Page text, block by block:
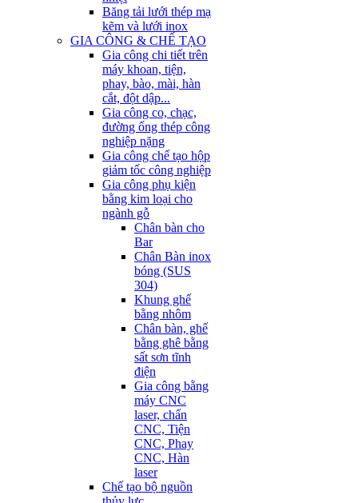
Băng tải lưới thép mạ
kẽm và lưới inox
GIA CÔNG & CHẾ TẠO
Gia công chi tiết trên
máy khoan, tiện,
phay, bào, mài, hàn
cắt, đột dập...
Gia công co, chạc,
đường ống thép công
nghiệp nặng
Gia công chế tạo hộp
giảm tốc công nghiệp
Gia công phụ kiện
bằng kim loại cho
ngành gỗ
Chân bàn cho
Bar
Chân Bàn inox
bóng (SUS
304)
Khung ghế
bằng nhôm
Chân bàn, ghế
bằng ghê bằng
sất sơn tĩnh
điện
Gia công bằng
máy CNC
laser, chấn
CNC, Tiện
CNC, Phay
CNC, Hàn
laser
Chế tạo bộ nguồn